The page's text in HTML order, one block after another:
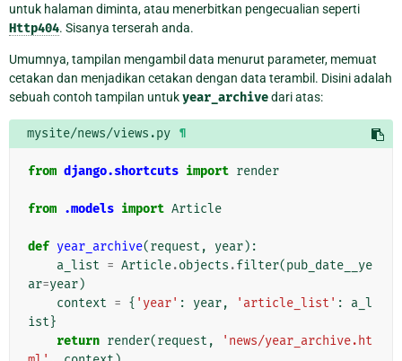
untuk halaman diminta, atau menerbitkan pengecualian seperti
Http404. Sisanya terserah anda.
Umumnya, tampilan mengambil data menurut parameter, memuat
cetakan dan menjadikan cetakan dengan data terambil. Disini adalah
sebuah contoh tampilan untukyear_archivedari atas:
mysite/news/views.py ¶
from django.shortcuts import render
from .models import Article
def year_archive(request , year):
a_list = Article.objects .filter(pub_date__ye
ar=year)
context = { 'year' : year, 'article_list' :
a_l
ist}
return render(request ,
'news/year_archive.ht